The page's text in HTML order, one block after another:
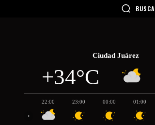
Ciudad Juárez
+34°C
22:00 23:00 00:00 01:00
‹